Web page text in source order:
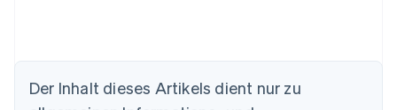
Der Inhalt dieses Artikels dient nur zu
Australien